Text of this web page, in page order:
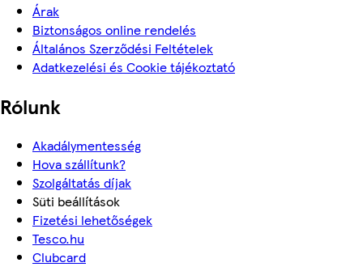
Árak
Biztonságos online rendelés
Általános Szerződési Feltételek
Adatkezelési és Cookie tájékoztató
Rólunk
Akadálymentesség
Hova szállítunk?
Szolgáltatás díjak
Süti beállítások
Fizetési lehetőségek
Tesco.hu
Clubcard